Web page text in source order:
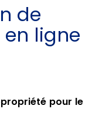
de
en ligne
pour le